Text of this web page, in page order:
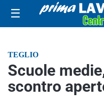
☰
TEGLIO
Scuole
scontro